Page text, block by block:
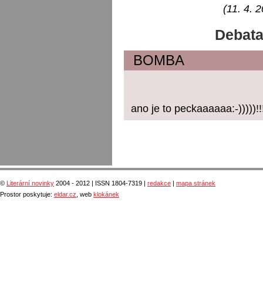
(11. 4.
BOMBA
ano je to peckaaaaaa:-
© Literární novinky 2004 - 2012 | ISSN 1804-7319 | redakce
mapa stránek
Prostor poskytuje: eldar.cz , web klokánek